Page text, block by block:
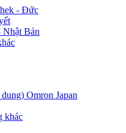
- Đức
Nhật Bản
Omron Japan
khác